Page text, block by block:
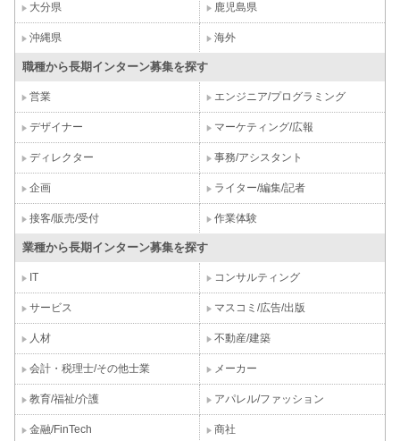
大分県 鹿児島県
沖縄県 海外
職種から長期インターン募集を探す
営業 エンジニア/プログラミング
デザイナー マーケティング/広報
ディレクター 事務/アシスタント
企画 ライター/編集/記者
接客/販売/受付 作業体験
業種から長期インターン募集を探す
IT コンサルティング
サービス マスコミ/広告/出版
人材 不動産/建築
会計・税理士/その他士業 メーカー
教育/福祉/介護 アパレル/ファッション
金融/FinTech 商社